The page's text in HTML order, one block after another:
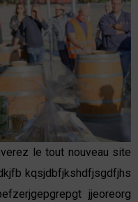
le tout nouveau site
kqsjdbfjkshdfjsgdfjhs
jjeoreorg